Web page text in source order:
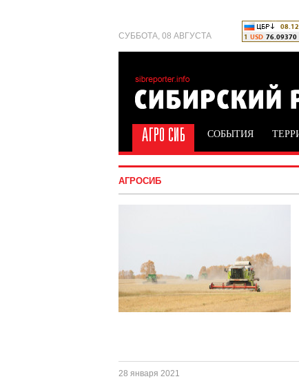
СУББОТА, 08 АВГУСТА
СОБЫТИЯ
АГРОСИБ
28 января 2021